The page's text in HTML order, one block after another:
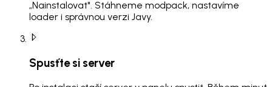
„Nainstalovat". Stáhneme modpack, nastavíme
loader i správnou verzi Javy.
Spusťte si server